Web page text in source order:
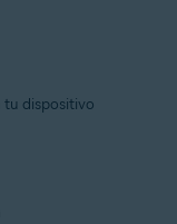
tu dispositivo